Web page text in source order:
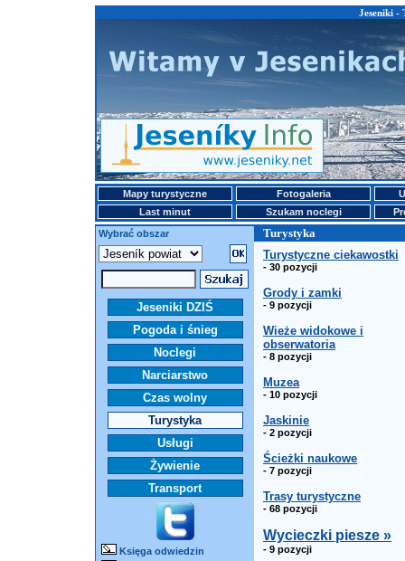
Jeseniki -
Mapy turystyczne Fotogaleria
Last minut
Szukam noclegi
Wybrać obszar
Turystyka
Jeseniki DZIŚ
Pogoda i śnieg
Noclegi
Narciarstwo
Czas wolny
Turystyka
Usługi
Żywienie
Transport
Księga odwiedzin
Turystyczne ciekawostki
- 30 pozycji
Grody i zamki
- 9 pozycji
Wieże widokowe i
obserwatoria
- 8 pozycji
Muzea
- 10 pozycji
Jaskinie
- 2 pozycji
Ścieżki naukowe
- 7 pozycji
Trasy turystyczne
- 68 pozycji
Wycieczki piesze »
- 9 pozycji